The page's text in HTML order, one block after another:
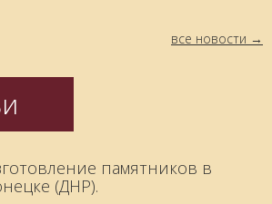
все новости
памятников в
(ДНР).